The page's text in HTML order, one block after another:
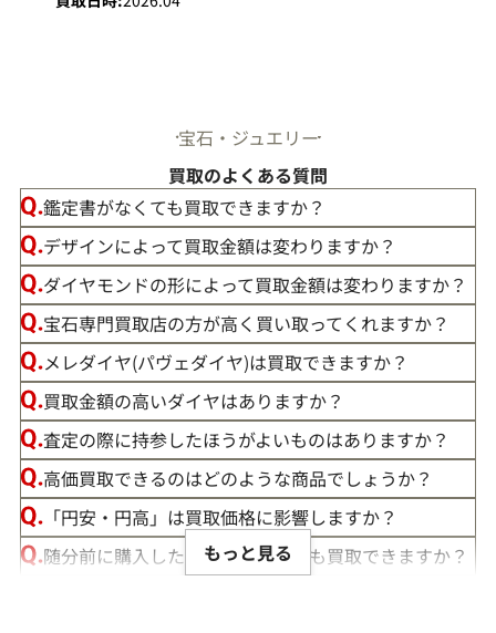
宝石・ジュエリー
買取のよくある質問
鑑定書がなくても買取できますか？
デザインによって買取金額は変わりますか？
ダイヤモンドの形によって買取金額は変わりますか？
宝石専門買取店の方が高く買い取ってくれますか？
メレダイヤ(パヴェダイヤ)は買取できますか？
買取金額の高いダイヤはありますか？
査定の際に持参したほうがよいものはありますか？
高価買取できるのはどのような商品でしょうか？
「円安・円高」は買取価格に影響しますか？
随分前に購入したダイヤモンドでも買取できますか？
もっと見る